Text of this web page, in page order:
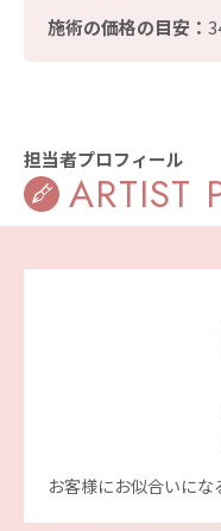
施術の価格の目安：
担当者プロフィール
ARTIST
お客様にお似合いにな